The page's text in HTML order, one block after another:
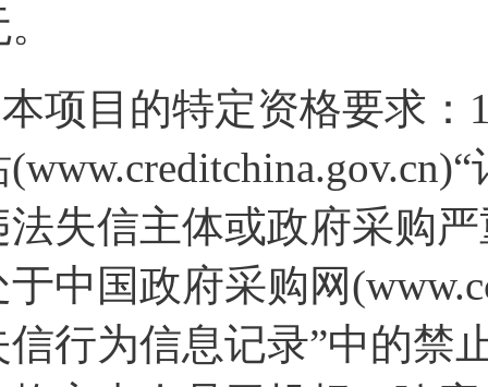
项目的特定资格要求：
法失信主体或政府采购
于中国政府采购网
信行为信息记录”中的禁